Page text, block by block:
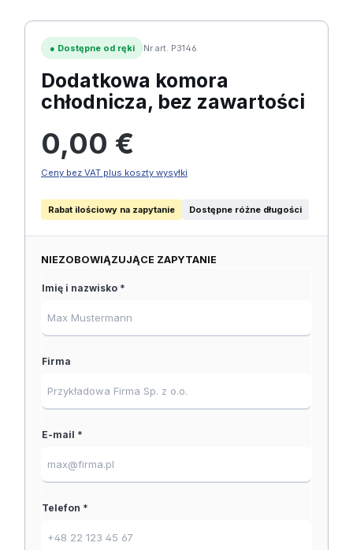
● Dostępne od ręki Nr art. P3146
Dodatkowa komora
chłodnicza, bez zawartości
0,00 €
Ceny bez VAT plus koszty wysyłki
Rabat ilościowy na zapytanie Dostępne różne długości
NIEZOBOWIĄZUJĄCE ZAPYTANIE
Imię i nazwisko *
Firma
E-mail *
Telefon *